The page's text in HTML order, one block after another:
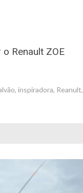
Renault ZOE
, inspiradora, Reanult,